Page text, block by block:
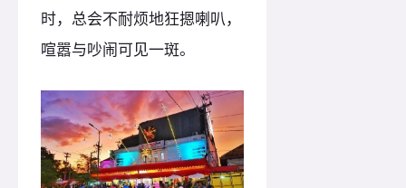
时，总会不耐烦地狂摁喇叭，
喧嚣与吵闹可见一斑。